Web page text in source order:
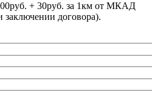
+ 30руб. за 1км от МКАД
заключении договора).